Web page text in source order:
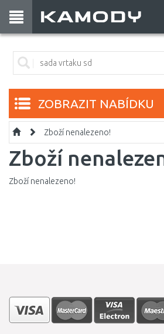
ZOBRAZIT NABÍDKU
Zboží nenalezeno!
Zboží
Zboží nenalezeno!